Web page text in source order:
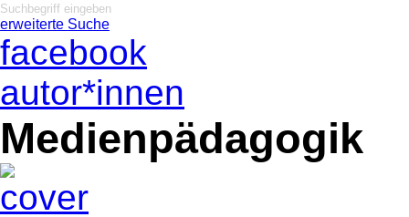
erweiterte Suche
facebook
autor*innen
Medienpädagogik